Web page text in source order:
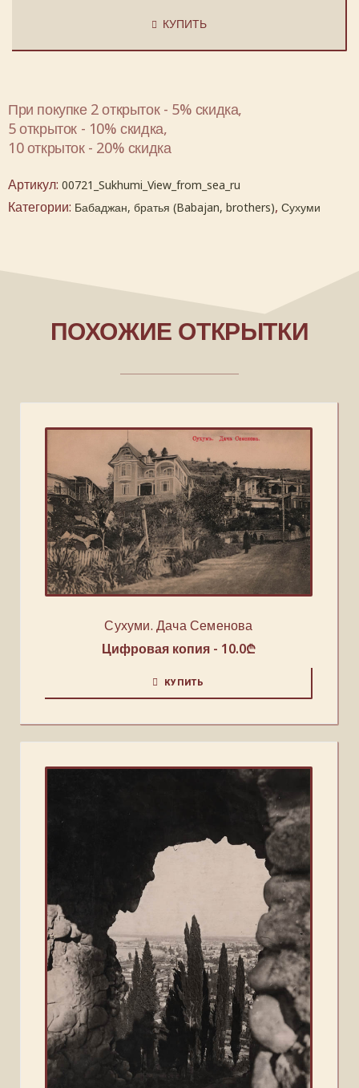
КУПИТЬ
При покупке 2 открыток - 5% скидка,
5 открыток - 10% скидка,
10 открыток - 20% скидка
Артикул: 00721_Sukhumi_View_from_sea_ru
Категории: Бабаджан, братья (Babajan, brothers), Сухуми
ПОХОЖИЕ ОТКРЫТКИ
Сухуми. Дача Семенова
Цифровая копия - 10.0₾
КУПИТЬ